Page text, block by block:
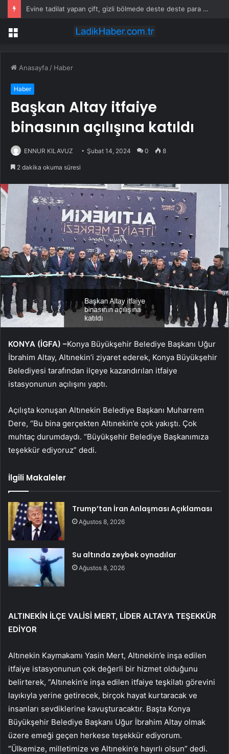
Evine tadilat yapan çift, gizli bölmede deste deste para buldu
Menü
Anasayfa / Haber
Haber
Başkan Altay itfaiye
binasının açılışına katıldı
ENNUR KILAVUZ Şubat 14, 2024 0 8
2 dakika okuma süresi
KONYA (İGFA) –Konya Büyükşehir Belediye Başkanı Uğur
İbrahim Altay, Altınekin’i ziyaret ederek, Konya Büyükşehir
Belediyesi tarafından ilçeye kazandırılan itfaiye
istasyonunun açılışını yaptı.
Açılışta konuşan Altınekin Belediye Başkanı Muharrem
Dere, “Bu bina gerçekten Altınekin’e çok yakıştı. Çok
muhtaç durumdaydı. “Büyükşehir Belediye Başkanımıza
teşekkür ediyoruz” dedi.
İlgili Makaleler
Trump’tan İran Anlaşması Açıklaması
Ağustos 8, 2026
Su altında zeybek oynadılar
Ağustos 8, 2026
ALTINEKİN İLÇE VALİSİ MERT, LİDER ALTAY’A TEŞEKKÜR
EDİYOR
Altınekin Kaymakamı Yasin Mert, Altınekin’e inşa edilen
itfaiye istasyonunun çok değerli bir hizmet olduğunu
belirterek, “Altınekin’e inşa edilen itfaiye teşkilatı görevini
layıkıyla yerine getirecek, birçok hayat kurtaracak ve
insanları sevdiklerine kavuşturacaktır. Başta Konya
Büyükşehir Belediye Başkanı Uğur İbrahim Altay olmak
üzere emeği geçen herkese teşekkür ediyorum.
“Ülkemize, milletimize ve Altınekin’e hayırlı olsun” dedi.